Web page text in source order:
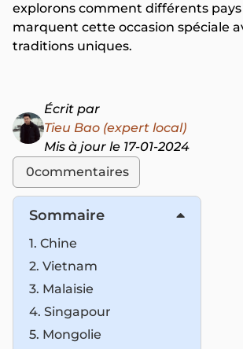
explorons comment différents
marquent cette occasion spéciale
traditions uniques.
Écrit par
Tieu Bao (expert local)
Mis à jour le 17-01-2024
0commentaires
Sommaire
1. Chine
2. Vietnam
3. Malaisie
4. Singapour
5. Mongolie